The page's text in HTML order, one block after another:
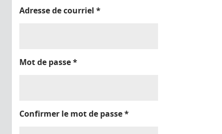
Adresse de courriel *
Mot de passe*
Confirmer le mot de passe*